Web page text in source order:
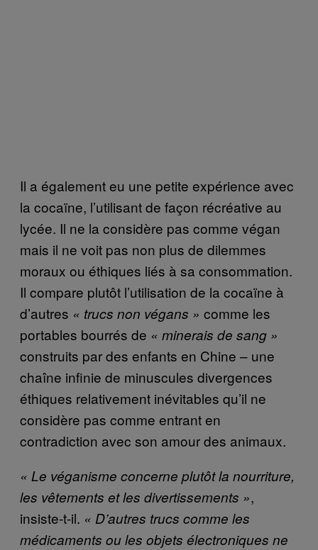
Il a également eu une petite expérience avec
la cocaïne, l’utilisant de façon récréative au
lycée. Il ne la considère pas comme végan
mais il ne voit pas non plus de dilemmes
moraux ou éthiques liés à sa consommation.
Il compare plutôt l’utilisation de la cocaïne à
d’autres « trucs non végans » comme les
portables bourrés de « minerais de sang »
construits par des enfants en Chine – une
chaîne infinie de minuscules divergences
éthiques relativement inévitables qu’il ne
considère pas comme entrant en
contradiction avec son amour des animaux.
« Le véganisme concerne plutôt la nourriture,
les vêtements et les divertissements »,
insiste-t-il. « D’autres trucs comme les
médicaments ou les objets électroniques ne